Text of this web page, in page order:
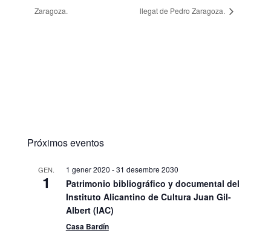
Zaragoza.
llegat de Pedro Zaragoza.
Próximos eventos
GEN.
1
1 gener 2020 -31 desembre 2030
Patrimonio bibliográfico y documental del
Instituto Alicantino de Cultura Juan Gil-
Albert (IAC)
Casa Bardín